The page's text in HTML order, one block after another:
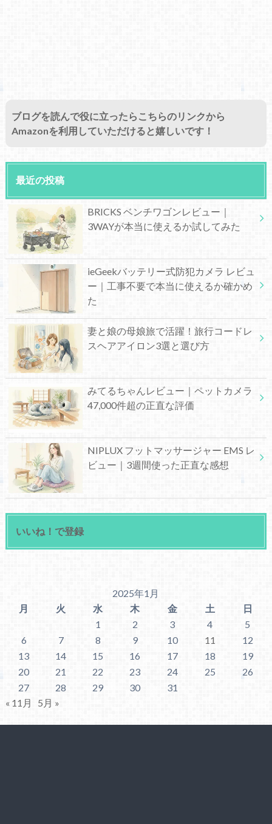
ブログを読んで役に立ったらこちらのリンクから
Amazonを利用していただけると嬉しいです！
最近の投稿
BRICKS ベンチワゴンレビュー｜
3WAYが本当に使えるか試してみた
ieGeekバッテリー式防犯カメラ レビュ
ー｜工事不要で本当に使えるか確かめ
た
妻と娘の母娘旅で活躍！旅行コードレ
スヘアアイロン3選と選び方
みてるちゃんレビュー｜ペットカメラ
47,000件超の正直な評価
NIPLUX フットマッサージャー EMS レ
ビュー｜3週間使った正直な感想
いいね！で登録
2025年1月
月
火 水 木 金 土
日
1
2 3 4
5
6
7 8 9 10 11
12
13
14 15 16 17 18
19
20
21 22 23 24 25
26
27
28 29 30
31
« 11月
5月 »